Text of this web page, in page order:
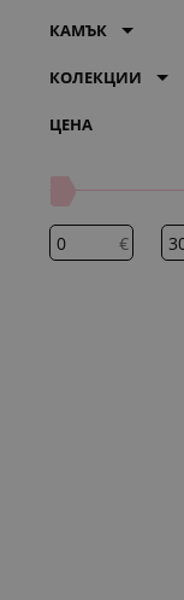
КАМЪК
КОЛЕКЦИИ
ЦЕНА
€